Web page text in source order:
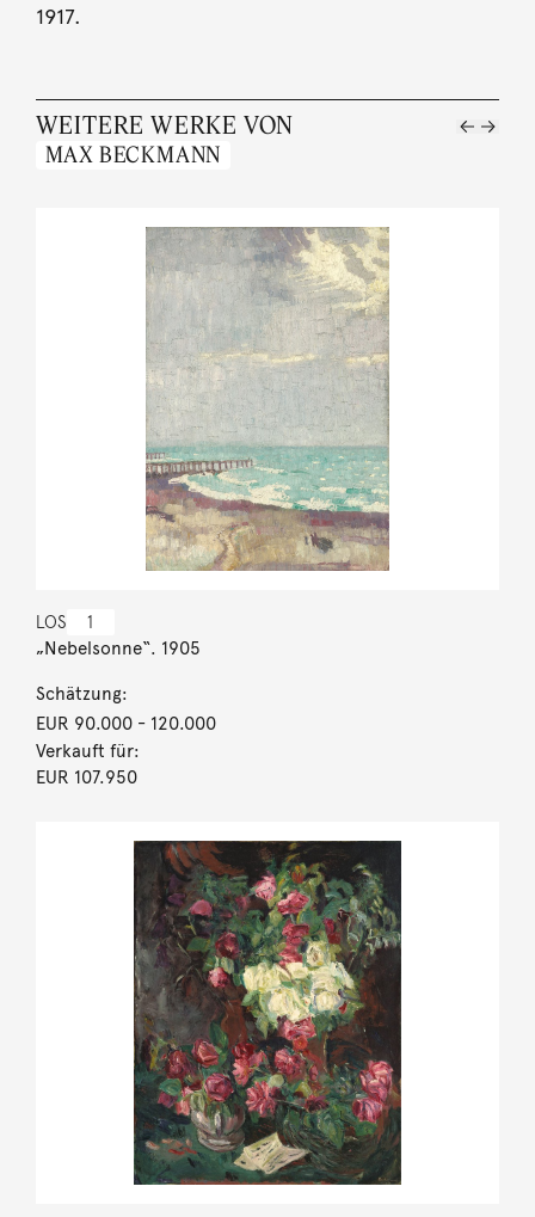
1917.
WEITERE WERKE VON
MAX BECKMANN
LOS 1
„Nebelsonne“. 1905
Schätzung:
EUR 90.000- 120.000
Verkauft für:
EUR 107.950